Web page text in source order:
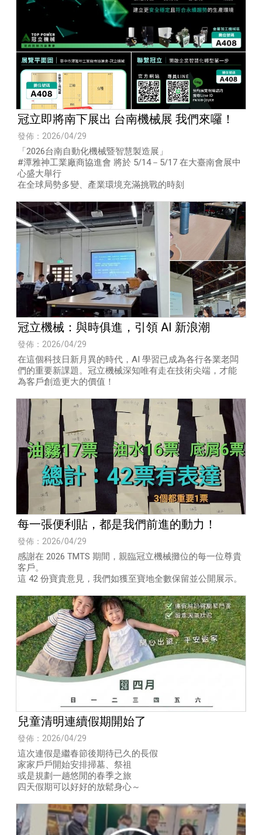
冠立即將南下展出 台南機械展 我們來囉！
發佈：2026/04/29
「2026台南自動化機械暨智慧製造展」
#潭雅神工業廠商協進會 將於 5/14－5/17 在大臺南會展中
心盛大舉行
在全球局勢多變、產業環境充滿挑戰的時刻
冠立機械：與時俱進，引領 AI 新浪潮
發佈：2026/04/29
在這個科技日新月異的時代，AI 學習已成為各行各業老闆
們的重要新課題。冠立機械深知唯有走在技術尖端，才能
為客戶創造更大的價值！
每一張便利貼，都是我們前進的動力！
發佈：2026/04/29
感謝在 2026 TMTS 期間，親臨冠立機械攤位的每一位尊貴
客戶。
這 42 份寶貴意見，我們如獲至寶地全數保留並公開展示。
兒童清明連續假期開始了
發佈：2026/04/29
這次連假是繼春節後期待已久的長假
家家戶戶開始安排掃墓、祭祖
或是規劃一趟悠閒的春季之旅
四天假期可以好好的放鬆身心～